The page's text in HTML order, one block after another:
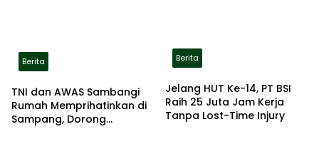
Berita
TNI dan AWAS Sambangi
Rumah Memprihatinkan di
Sampang, Dorong
Berita
Jelang HUT Ke-14, PT BSI
Raih 25 Juta Jam Kerja
Tanpa Lost-Time Injury